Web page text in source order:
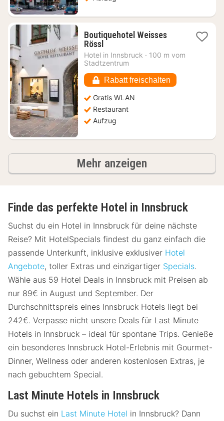
Boutiquehotel Weisses
Rössl1
Nacht
ab
€
Hotel in Innsbruck · 100 m vom
Stadtzentrum
Rabatt freischalten
Gratis WLAN
Restaurant
Aufzug
Mehr anzeigen
Finde das perfekte Hotel in Innsbruck
Suchst du ein Hotel in Innsbruck für deine nächste
Reise? Mit HotelSpecials findest du ganz einfach die
passende Unterkunft, inklusive exklusiver Hotel
Angebote, toller Extras und einzigartiger Specials.
Wähle aus 59 Hotel Deals in Innsbruck mit Preisen ab
nur 89€ in August und September. Der
Durchschnittspreis eines Innsbruck Hotels liegt bei
242€. Verpasse nicht unsere Deals für Last Minute
Hotels in Innsbruck – ideal für spontane Trips. Genieße
ein besonderes Innsbruck Hotel-Erlebnis mit Gourmet-
Dinner, Wellness oder anderen kostenlosen Extras, je
nach gebuchtem Special.
Last Minute Hotels in Innsbruck
Du suchst ein Last Minute Hotel in Innsbruck? Dann